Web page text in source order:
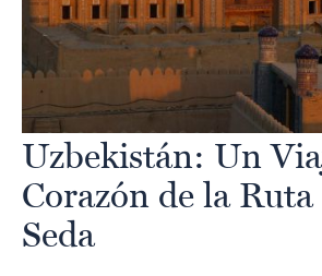
Uzbekistán: Un
Corazón de la Ruta
Seda